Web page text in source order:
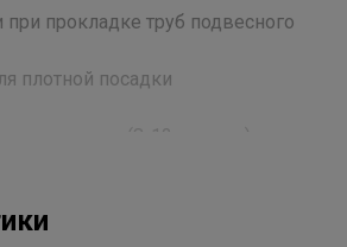
прокладке труб подвесного
плотной посадки
хлора; не содержит
с DIN 4109